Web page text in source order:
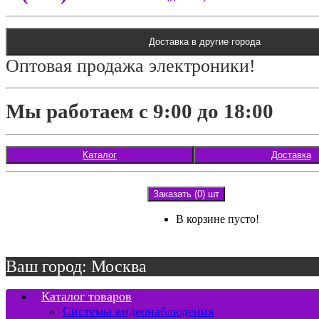
Доставка в другие города
Оптовая продажа электроники!
Мы работаем с 9:00 до 18:00
Каталог Доставка
Заказать (0) шт
В корзине пусто!
Ваш город: Москва
Каталог товаров
Системы видеонаблюдения